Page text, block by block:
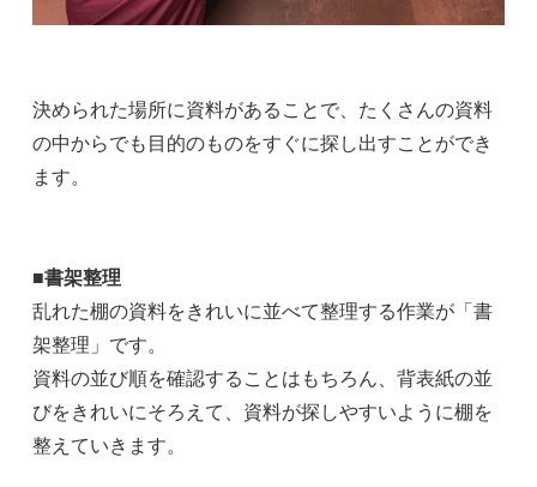
決められた場所に資料があることで、たくさんの資料
の中からでも目的のものをすぐに探し出すことができ
ます。
■書架整理
乱れた棚の資料をきれいに並べて整理する作業が「書
架整理」です。
資料の並び順を確認することはもちろん、背表紙の並
びをきれいにそろえて、資料が探しやすいように棚を
整えていきます。